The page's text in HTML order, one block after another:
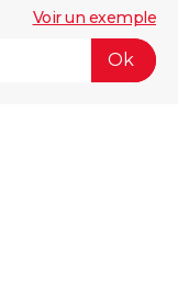
Voir un exemple